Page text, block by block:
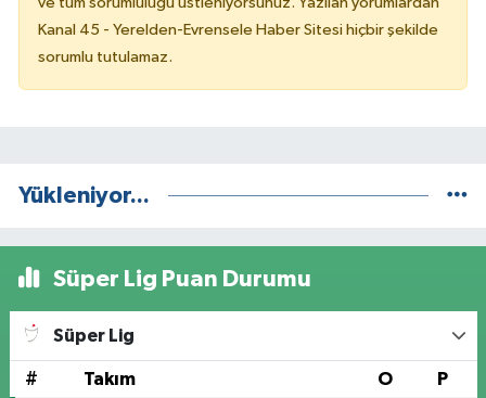
Kanal 45 - Yerelden-Evrensele Haber Sitesi hiçbir şekilde
sorumlu tutulamaz.
Yükleniyor...
Süper Lig Puan Durumu
Süper Lig
# Takım O P